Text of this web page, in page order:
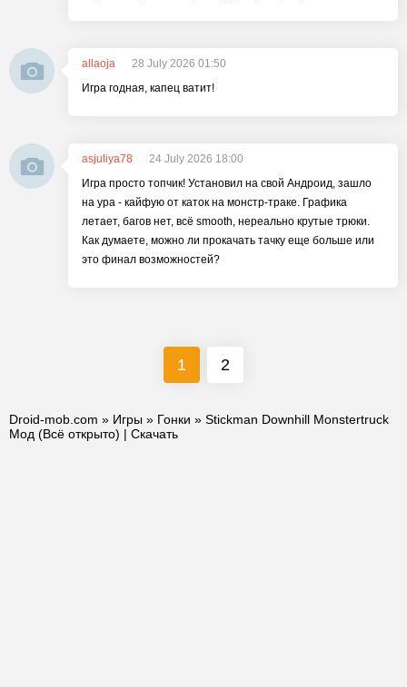
allaoja
28 July 2026 01:50
Игра годная, капец ватит!
asjuliya78
24 July 2026 18:00
Игра просто топчик! Установил на свой Андроид, зашло
на ура - кайфую от каток на монстр-траке. Графика
летает, багов нет, всё smooth, нереально крутые трюки.
Как думаете, можно ли прокачать тачку еще больше или
это финал возможностей?
1 2
Droid-mob.com » Игры » Гонки » Stickman Downhill Monstertruck
Мод (Всё открыто) | Скачать